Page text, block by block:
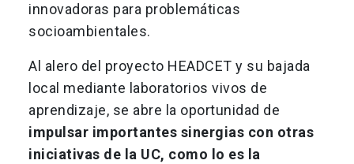
innovadoras para problemáticas
socioambientales.
Al alero del proyecto HEADCET y su bajada
local mediante laboratorios vivos de
aprendizaje, se abre la oportunidad de
impulsar importantes sinergias con otras
iniciativas de la UC, como lo es la